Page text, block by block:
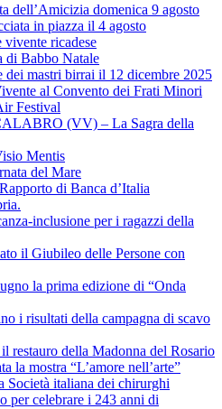
dell’Amicizia domenica 9 agosto
in piazza il 4 agosto
ricadese
di Babbo Natale
mastri birrai il 12 dicembre 2025
al Convento dei Frati Minori
Festival
(VV) – La Sagra della
Mentis
del Mare
di Banca d’Italia
inclusione per i ragazzi della
il Giubileo delle Persone con
la prima edizione di “Onda
i risultati della campagna di scavo
restauro della Madonna del Rosario
la mostra “L’amore nell’arte”
Società italiana dei chirurghi
per celebrare i 243 anni di